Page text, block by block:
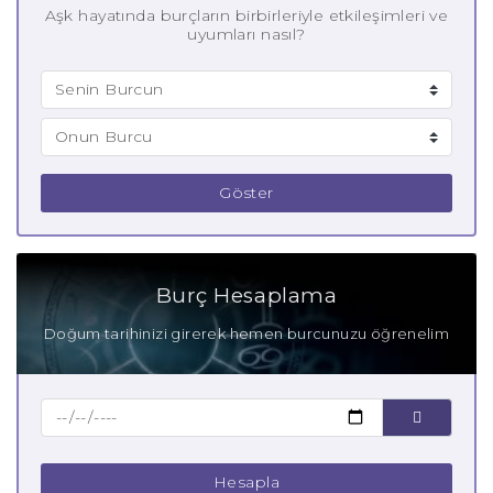
Aşk hayatında burçların birbirleriyle etkileşimleri ve
uyumları nasıl?
Göster
Burç Hesaplama
Doğum tarihinizi girerek hemen burcunuzu öğrenelim
Hesapla